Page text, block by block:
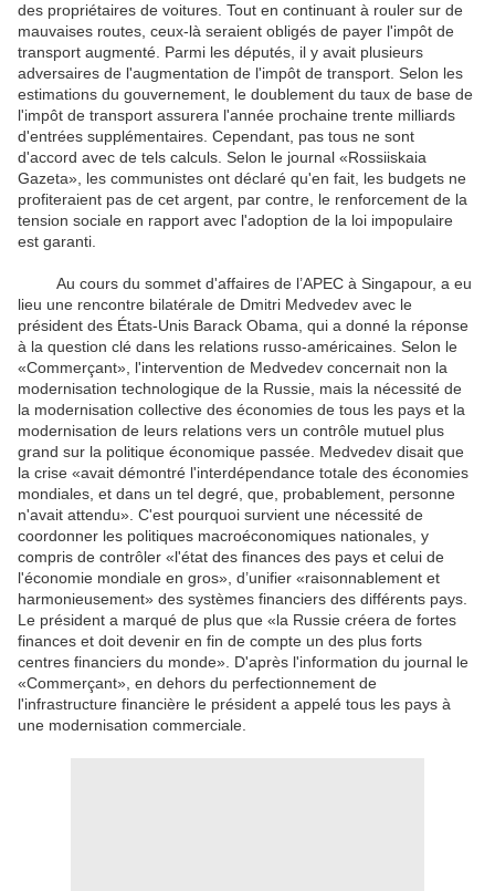
des propriétaires de voitures. Tout en continuant à rouler sur de
mauvaises routes, ceux-là seraient obligés de payer l'impôt de
transport augmenté. Parmi les députés, il y avait plusieurs
adversaires de l'augmentation de l'impôt de transport. Selon les
estimations du gouvernement, le doublement du taux de base de
l'impôt de transport assurera l'année prochaine trente milliards
d'entrées supplémentaires. Cependant, pas tous ne sont
d'accord avec de tels calculs. Selon le journal «Rossiiskaia
Gazeta», les communistes ont déclaré qu'en fait, les budgets ne
profiteraient pas de cet argent, par contre, le renforcement de la
tension sociale en rapport avec l'adoption de la loi impopulaire
est garanti.
Au cours du sommet d'affaires de l’APEC à Singapour, a eu
lieu une rencontre bilatérale de Dmitri Medvedev avec le
président des États-Unis Barack Obama, qui a donné la réponse
à la question clé dans les relations russo-américaines. Selon le
«Commerçant», l'intervention de Medvedev concernait non la
modernisation technologique de la Russie, mais la nécessité de
la modernisation collective des économies de tous les pays et la
modernisation de leurs relations vers un contrôle mutuel plus
grand sur la politique économique passée. Medvedev disait que
la crise «avait démontré l'interdépendance totale des économies
mondiales, et dans un tel degré, que, probablement, personne
n'avait attendu». C'est pourquoi survient une nécessité de
coordonner les politiques macroéconomiques nationales, y
compris de contrôler «l'état des finances des pays et celui de
l'économie mondiale en gros», d’unifier «raisonnablement et
harmonieusement» des systèmes financiers des différents pays.
Le président a marqué de plus que «la Russie créera de fortes
finances et doit devenir en fin de compte un des plus forts
centres financiers du monde». D'après l'information du journal le
«Commerçant», en dehors du perfectionnement de
l'infrastructure financière le président a appelé tous les pays à
une modernisation commerciale.